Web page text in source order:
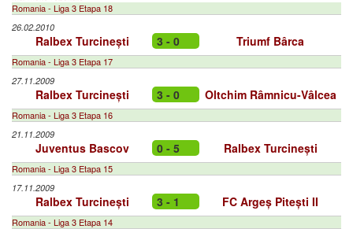
Romania - Liga 3 Etapa 18
26.02.2010
Ralbex Turcinești 3 - 0 Triumf Bârca
Romania - Liga 3 Etapa 17
27.11.2009
Ralbex Turcinești 3 - 0 Oltchim Râmnicu-Vâlcea
Romania - Liga 3 Etapa 16
21.11.2009
Juventus Bascov 0 - 5 Ralbex Turcinești
Romania - Liga 3 Etapa 15
17.11.2009
Ralbex Turcinești 3 - 1 FC Argeș Pitești II
Romania - Liga 3 Etapa 14